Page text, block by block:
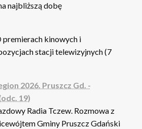
najbliższą dobę
kinowych i
stacji telewizyjnych (7
2026. Pruszcz Gd. -
19)
Radia Tczew. Rozmowa z
Gminy Pruszcz Gdański